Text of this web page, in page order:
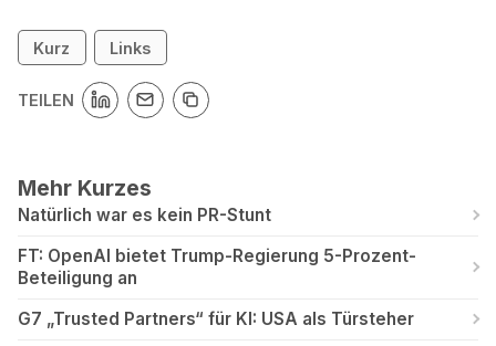
Kurz Links
TEILEN
Mehr Kurzes
Natürlich war es kein PR-Stunt
FT: OpenAI bietet Trump-Regierung 5-Prozent-
Beteiligung an
G7 „Trusted Partners“ für KI: USA als Türsteher